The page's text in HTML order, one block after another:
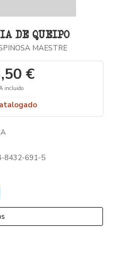
DE QUEIPO
MAESTRE
€
incluido
8432-691-5